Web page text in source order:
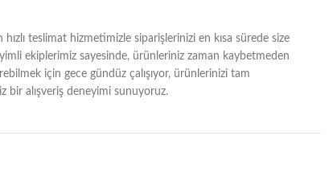
teslimat hizmetimizle siparişlerinizi en kısa sürede size
ekiplerimiz sayesinde, ürünleriniz zaman kaybetmeden
için gece gündüz çalışıyor, ürünlerinizi tam
bir alışveriş deneyimi sunuyoruz.